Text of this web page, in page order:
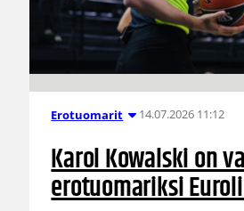
Erotuomarit 14.07.2026 11:12
Karol Kowalski on
erotuomariksi